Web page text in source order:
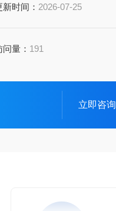
新时间： 2026-07-25
问量： 191
立即咨询